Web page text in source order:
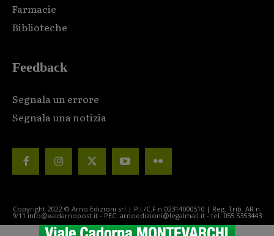
Farmacie
Biblioteche
Feedback
Segnala un errore
Segnala una notizia
Copyright 2022 © Arno Edizioni srl | P.I./C.F n.02314000510 | Reg. Trib. AR n.
9/11 info@valdarnopost.it - PEC: arnoedizioni@legalmail.it - tel. 055.5353443